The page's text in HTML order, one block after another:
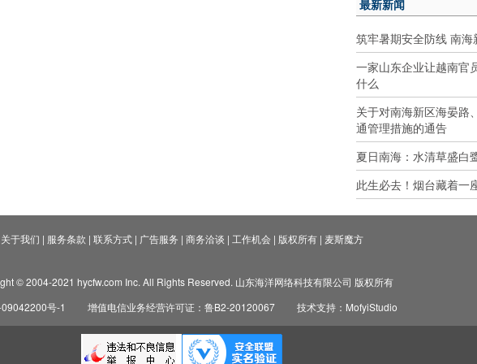
最新新闻
筑牢暑期安全防线 南
一家山东企业让越南官
什么
关于对南海新区海晏路
通管理措施的通告
夏日南海：水清草盛白
此生必去！烟台藏着一
关于我们 | 服务条款 | 联系方式| 广告服务 | 商务洽谈 | 工作机会| 版权所有| 麦斯魔方
© 2004-2021 hycfw.com Inc. All Rights Reserved. 山东海洋网络科技有限公司 版权所有
号-1
增值电信业务经营许可证：鲁B2-20120067 技术支持：MofyiStudio